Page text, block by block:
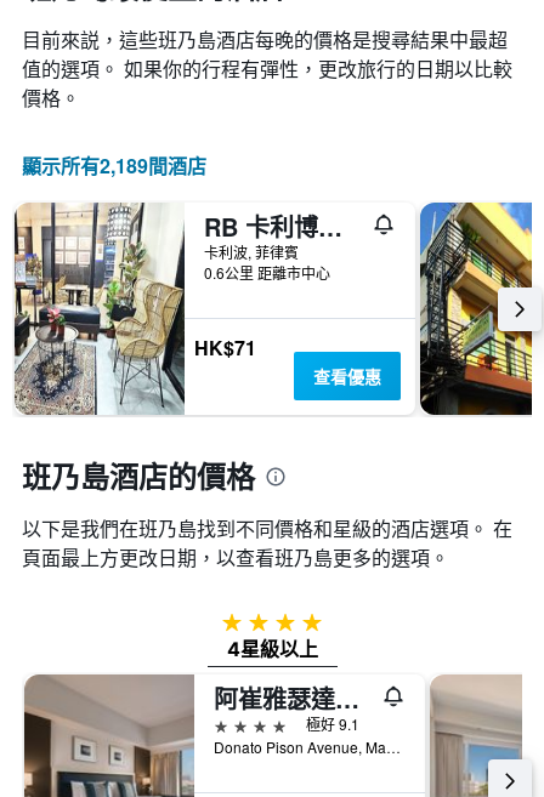
目前來説，這些班乃島​酒店每晚的價格是搜尋結果中最超
值的選項。 如果你的行程有彈性，更改旅行的日期以比較
價格。
顯示所有2,189間酒店
RB 卡利博旅館 - 卡利波
卡利波, 菲律賓
0.6公里 距離市中心
HK$71
查看優惠
班乃島酒店的價格
以下是我們在班乃島找到不同價格和星級的酒店選項。 在
頁面最上方更改日期，以查看班乃島​更多的選項。
4星級
4星級以上
阿崔雅瑟達酒店 - 伊洛伊洛
4星級
極好 9.1
Donato Pison Avenue, Mandurriao, 怡朗市, 菲律賓